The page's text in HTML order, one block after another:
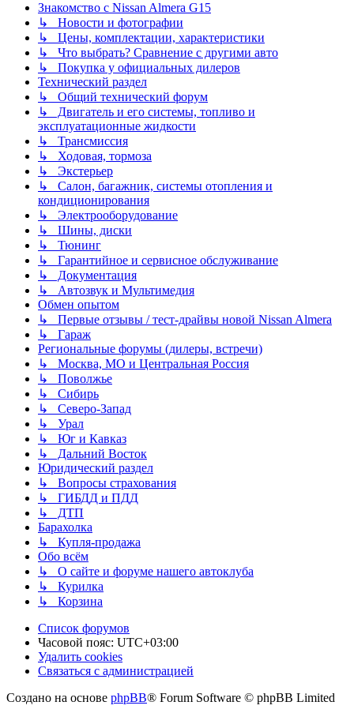
Знакомство с Nissan Almera G15
↳ Новости и фотографии
↳ Цены, комплектации, характеристики
↳ Что выбрать? Сравнение с другими авто
↳ Покупка у официальных дилеров
Технический раздел
↳ Общий технический форум
↳ Двигатель и его системы, топливо и
эксплуатационные жидкости
↳ Трансмиссия
↳ Ходовая, тормоза
↳ Экстерьер
↳ Салон, багажник, системы отопления и
кондиционирования
↳ Электрооборудование
↳ Шины, диски
↳ Тюнинг
↳ Гарантийное и сервисное обслуживание
↳ Документация
↳ Автозвук и Мультимедия
Обмен опытом
↳ Первые отзывы / тест-драйвы новой Nissan Almera
↳ Гараж
Региональные форумы (дилеры, встречи)
↳ Москва, МО и Центральная Россия
↳ Поволжье
↳ Сибирь
↳ Северо-Запад
↳ Урал
↳ Юг и Кавказ
↳ Дальний Восток
Юридический раздел
↳ Вопросы страхования
↳ ГИБДД и ПДД
↳ ДТП
Барахолка
↳ Купля-продажа
Обо всём
↳ О сайте и форуме нашего автоклуба
↳ Курилка
↳ Корзина
Список форумов
Часовой пояс: UTC+03:00
Удалить cookies
Связаться с администрацией
Создано на основе phpBB® Forum Software © phpBB Limited